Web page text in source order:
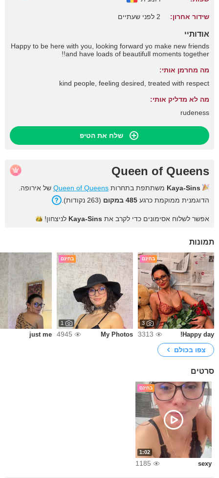
שידור אחרון: 2 לפני שעתיים
אודותיי
Happy to be here with you, looking forward yo make new friends
and have loads of beautifull moments together!!
מה מחרמן אותי:
kind people, feeling desired, treated with respect
מה לא מדליק אותי:
rudeness
שלח את הטיפ
Queen of Queens
Kaya-Sins משתתפת בתחרות Queen of Queens של אירופה.
הדוגמנית ממוקמת כרגע 485 במקום (263 נקודות).
אפשר לשלוח אסימונים כדי לקרב את Kaya-Sins לניצחון!
תמונות
בחינם
3
Happy day!
3313
בחינם
1
My Photos
4945
just me
צפו בכולם
סרטים
בחינם
1:02
sexy
1185